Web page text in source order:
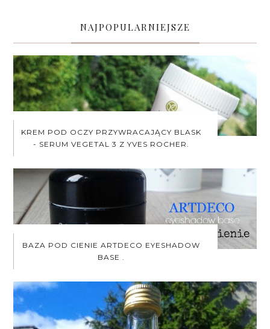
NAJPOPULARNIEJSZE
KREM POD OCZY PRZYWRACAJĄCY BLASK
- SERUM VEGETAL 3 Z YVES ROCHER.
BAZA POD CIENIE ARTDECO EYESHADOW
BASE .